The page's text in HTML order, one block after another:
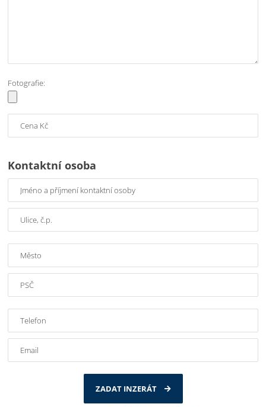
Fotografie:
Kontaktní osoba
ZADAT INZERÁT